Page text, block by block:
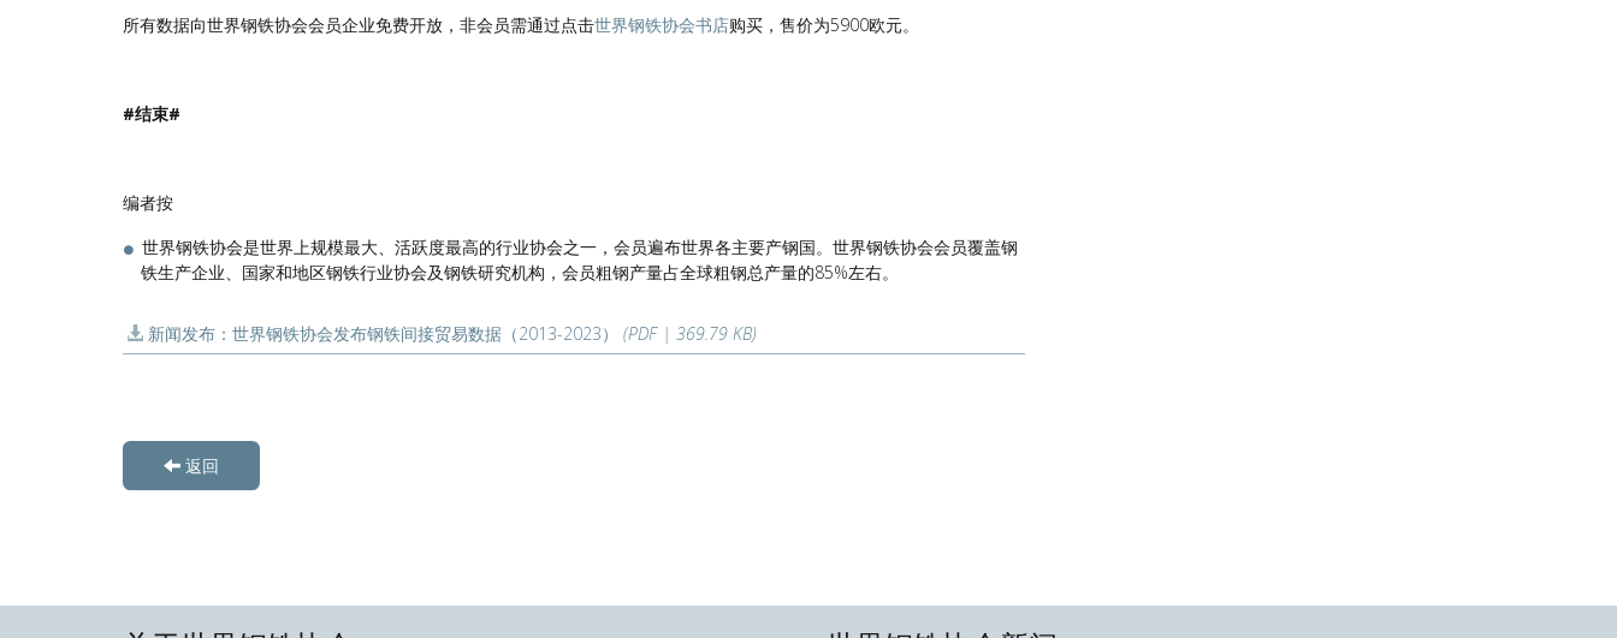
所有数据向世界钢铁协会会员企业免费开放，非会员需通过点击世界钢铁协会书店购买，售价为5900欧元。
#结束#
编者按
世界钢铁协会是世界上规模最大、活跃度最高的行业协会之一，会员遍布世界各主要产钢国。世界钢铁协会会员覆盖钢
铁生产企业、国家和地区钢铁行业协会及钢铁研究机构，会员粗钢产量占全球粗钢总产量的85%左右。
新闻发布：世界钢铁协会发布钢铁间接贸易数据（2013-2023） (PDF | 369.79 KB)
返回